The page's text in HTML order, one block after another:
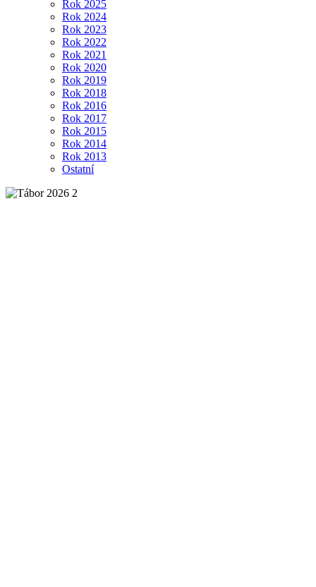
Rok 2025
Rok 2024
Rok 2023
Rok 2022
Rok 2021
Rok 2020
Rok 2019
Rok 2018
Rok 2016
Rok 2017
Rok 2015
Rok 2014
Rok 2013
Ostatní